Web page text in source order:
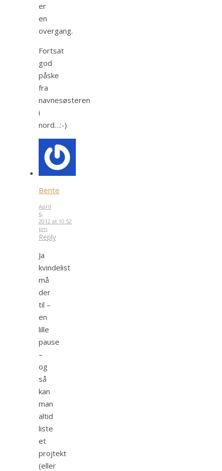
er
en
overgang.
Fortsat
god
påske
fra
navnesøsteren
i
nord…:-)
Bente
April
6,
2012 at 10:52
pm
Reply
Ja
kvindelist
må
der
til –
en
lille
pause
–
og
så
kan
man
altid
liste
et
projtekt
(eller